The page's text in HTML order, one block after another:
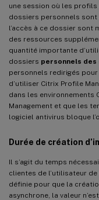
une session où les profils
dossiers personnels
l’accès à ce dossier sont
des ressources
quantité importante
dossiers personnels des
personnels redirigés pour
d’utiliser Citrix Profile
dans les environnements
Management et que les
logiciel antivirus bloque
Durée de création
Il s’agit du temps
clientes de l’utilisateur
définie pour que la
asynchrone, la valeur